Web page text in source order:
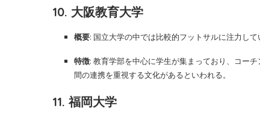
10. 大阪教育大学
概要: 国立大学の中では比較的フットサルに注力し
特徴: 教育学部を中心に学生が集まっており、コー
間の連携を重視する文化があるといわれる。
11. 福岡大学